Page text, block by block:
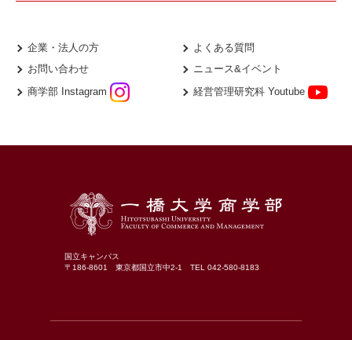
企業・法人の方
よくある質問
お問い合わせ
ニュース&イベント
商学部 Instagram
経営管理研究科 Youtube
国立キャンパス
〒186-8601 東京都国立市中2-1 TEL 042-580-8183